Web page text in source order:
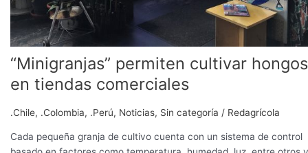
“Minigranjas” permiten cultivar hongos
en tiendas comerciales
.Chile, .Colombia, .Perú, Noticias, Sin categoría / Redagrícola
Cada pequeña granja de cultivo cuenta con un sistema de control